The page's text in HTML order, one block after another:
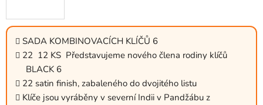
SADA KOMBINOVACÍCH KLÍČŮ 6
22 12 KS Představujeme nového člena rodiny klíčů
BLACK 6
22 satin finish, zabaleného do dvojitého listu
Klíče jsou vyráběny v severní Indii v Pandžábu z